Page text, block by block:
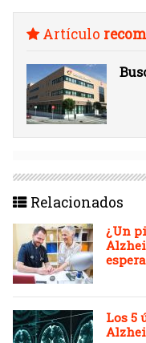
Artículo
Relacionados
¿Un
Los 5